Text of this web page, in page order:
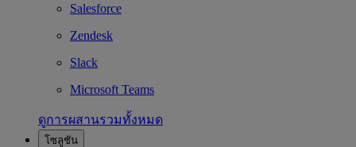
Salesforce
Zendesk
Slack
Microsoft Teams
ดูการผสานรวมทั้งหมด
โซลูชัน